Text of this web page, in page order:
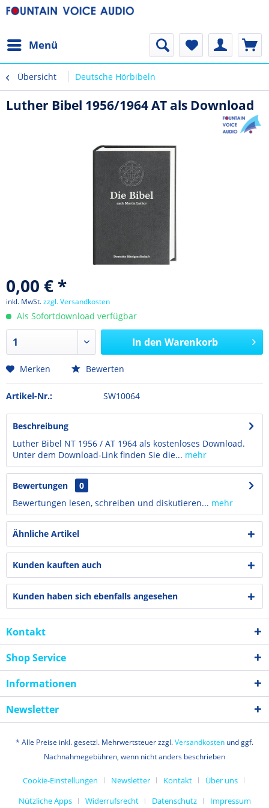
Menü
Übersicht Deutsche Hörbibeln
Luther Bibel 1956/1964 AT als Download
0,00 € *
inkl. MwSt.zzgl. Versandkosten
Als Sofortdownload verfügbar
In den Warenkorb
Merken Bewerten
Artikel-Nr.: SW10064
Beschreibung
Luther Bibel NT 1956 / AT 1964 als kostenloses Download.
Unter dem Download-Link finden Sie die... mehr
Bewertungen
0
Bewertungen lesen, schreiben und diskutieren... mehr
Ähnliche Artikel
Kunden kauften auch
Kunden haben sich ebenfalls angesehen
Kontakt
Shop Service
Informationen
Newsletter
* Alle Preise inkl. gesetzl. Mehrwertsteuer zzgl.Versandkosten und ggf.
Nachnahmegebühren, wenn nicht anders beschrieben
Cookie-Einstellungen Newsletter Kontakt
Über uns
Nützliche Apps
Widerrufsrecht Datenschutz Impressum